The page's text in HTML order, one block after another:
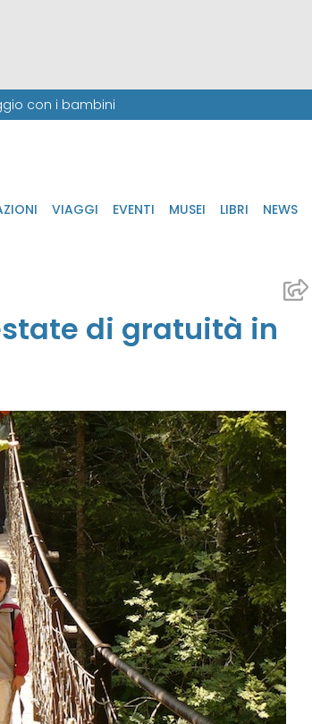
con i bambini
VIAGGI EVENTI MUSEI LIBRI NEWS
di gratuità in